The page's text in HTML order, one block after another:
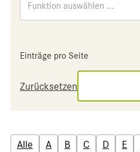
Funktion auswählen ...
Einträge pro Seite
Zurücksetzen
Alle A B C D E